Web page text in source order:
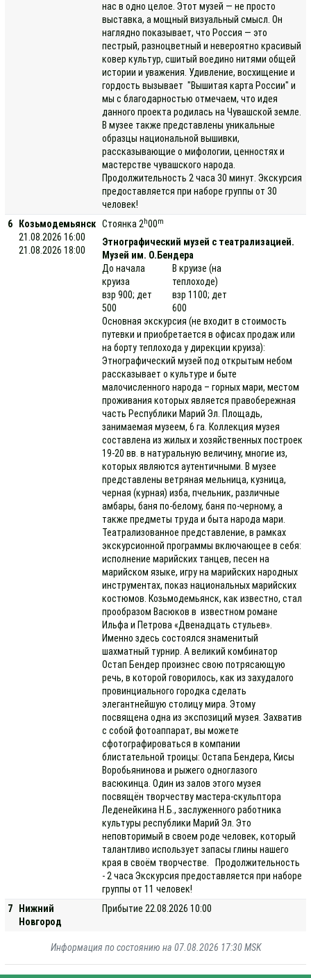
нас в одно целое. Этот музей — не просто
выставка, а мощный визуальный смысл. Он
наглядно показывает, что Россия — это
пестрый, разноцветный и невероятно красивый
ковер культур, сшитый воедино нитями общей
истории и уважения. Удивление, восхищение и
гордость вызывает "Вышитая карта России" и
мы с благодарностью отмечаем, что идея
данного проекта родилась на Чувашской земле.
В музее также представлены уникальные
образцы национальной вышивки,
рассказывающие о мифологии, ценностях и
мастерстве чувашского народа.
Продолжительность 2 часа 30 минут. Экскурсия
предоставляется при наборе группы от 30
человек!
6
Козьмодемьянск
21.08.2026 16:00
21.08.2026 18:00
Стоянка 2h00m
Этнографический музей с театрализацией.
Музей им. О.Бендера
До начала
круиза
взр 900; дет
500
В круизе (на
теплоходе)
взр 1100; дет
600
Основная экскурсия (не входит в стоимость
путевки и приобретается в офисах продаж или
на борту теплохода у дирекции круиза):
Этнографический музей под открытым небом
рассказывает о культуре и быте
малочисленного народа – горных мари, местом
проживания которых является правобережная
часть Республики Марий Эл. Площадь,
занимаемая музеем, 6 га. Коллекция музея
составлена из жилых и хозяйственных построек
19-20 вв. в натуральную величину, многие из,
которых являются аутентичными. В музее
представлены ветряная мельница, кузница,
черная (курная) изба, пчельник, различные
амбары, баня по-белому, баня по-черному, а
также предметы труда и быта народа мари.
Театрализованное представление, в рамках
экскурсионной программы включающее в себя:
исполнение марийских танцев, песен на
марийском языке, игру на марийских народных
инструментах, показ национальных марийских
костюмов. Козьмодемьянск, как известно, стал
прообразом Васюков в известном романе
Ильфа и Петрова «Двенадцать стульев».
Именно здесь состоялся знаменитый
шахматный турнир. А великий комбинатор
Остап Бендер произнес свою потрясающую
речь, в которой говорилось, как из захудалого
провинциального городка сделать
элегантнейшую столицу мира. Этому
посвящена одна из экспозиций музея. Захватив
с собой фотоаппарат, вы можете
сфотографироваться в компании
блистательной троицы: Остапа Бендера, Кисы
Воробьянинова и рыжего одноглазого
васюкинца. Один из залов этого музея
посвящён творчеству мастера-скульптора
Леденейкина Н.Б., заслуженного работника
культуры республики Марий Эл. Это
неповторимый в своем роде человек, который
талантливо использует запасы глины нашего
края в своём творчестве. Продолжительность
- 2 часа Экскурсия предоставляется при наборе
группы от 11 человек!
7
Нижний
Новгород
Прибытие 22.08.2026 10:00
Информация по состоянию на 07.08.2026 17:30 MSK